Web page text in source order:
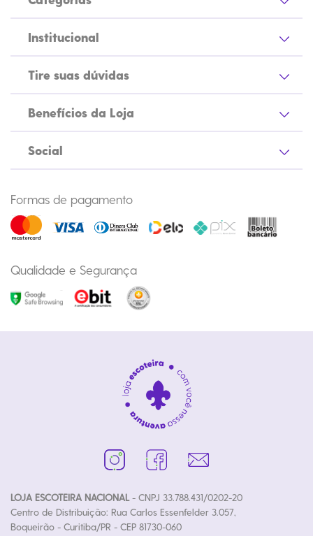
Institucional
Tire suas dúvidas
Benefícios da Loja
Social
Formas de pagamento
Qualidade e Segurança
LOJA ESCOTEIRA NACIONAL- CNPJ 33.788.431/0202-20
Centro de Distribuição: Rua Carlos Essenfelder 3.057,
Boqueirão - Curitiba/PR - CEP 81730-060